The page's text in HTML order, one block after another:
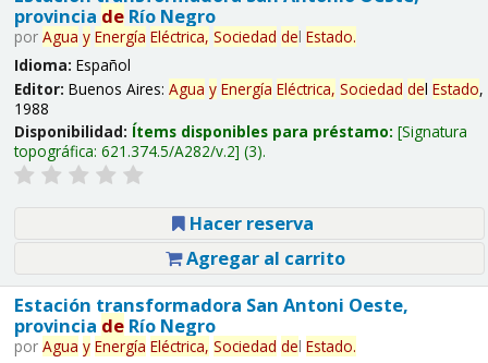
provincia deRío Negro
por Agua y Energía Eléctrica, Sociedad del Estado.
Idioma: Español
Editor: Buenos Aires: Agua y Energía Eléctrica, Sociedad del Estado,
1988
Disponibilidad: Ítems disponibles para préstamo: Signatura
topográfica: 621.374.5/A282/v.2 (3).
Hacer reserva
Agregar al carrito
Estación transformadora San Antoni Oeste,
provincia deRío Negro
por Agua y Energía Eléctrica, Sociedad del Estado.